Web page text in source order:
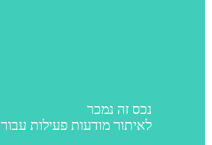
נכס זה נמכר
לאיתור מודעות פעילות עבור